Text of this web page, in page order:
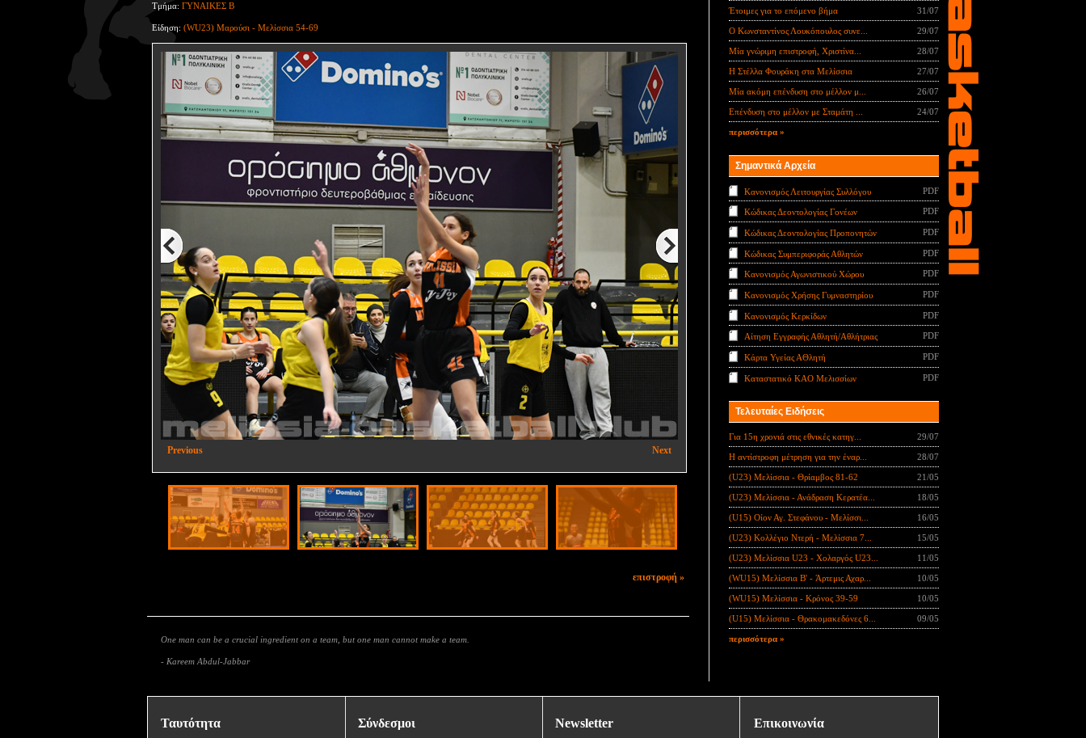
Τμήμα: ΓΥΝΑΙΚΕΣ Β
Είδηση: (WU23) Μαρούσι - Μελίσσια 54-69
2/32
ΜΑΡΟΥΣΙ - ΜΕΛΙΣΣΙΑ U23 54-69
Previous Next
επιστροφή »
One man can be a crucial ingredient on a team, but one man cannot make a team.
- Kareem Abdul-Jabbar
Έτοιμες για το επόμενο βήμα 31/07
Ο Κωνσταντίνος Λουκόπουλος συνε... 29/07
Μία γνώριμη επιστροφή, Χριστίνα... 28/07
Η Στέλλα Φουράκη στα Μελίσσια 27/07
Μία ακόμη επένδυση στο μέλλον μ... 26/07
Επένδυση στο μέλλον με Σταμάτη ... 24/07
περισσότερα »
Σημαντικά Αρχεία
Κανονισμός Λειτουργίας Συλλόγου PDF
Κώδικας Δεοντολογίας Γονέων PDF
Κώδικας Δεοντολογίας Προπονητών PDF
Κώδικας Συμπεριφοράς Αθλητών PDF
Κανονισμός Αγωνιστικού Χώρου PDF
Κανονισμός Χρήσης Γυμναστηρίου PDF
Κανονισμός Κερκίδων PDF
Αίτηση Εγγραφής Αθλητή/Αθλήτριας PDF
Κάρτα Υγείας ΑΘλητή PDF
Καταστατικό ΚΑΟ Μελισσίων PDF
Τελευταίες Ειδήσεις
Για 15η χρονιά στις εθνικές κατηγ... 29/07
Η αντίστροφη μέτρηση για την έναρ... 28/07
(U23) Μελίσσια - Θρίαμβος 81-62 21/05
(U23) Μελίσσια - Ανάδραση Κερατέα... 18/05
(U15) Οίον Αγ. Στεφάνου - Μελίσσι... 16/05
(U23) Κολλέγιο Ντερή - Μελίσσια 7... 15/05
(U23) Μελίσσια U23 - Χολαργός U23... 11/05
(WU15) Μελίσσια B' - Άρτεμις Αχαρ... 10/05
(WU15) Μελίσσια - Κρόνος 39-59 10/05
(U15) Μελίσσια - Θρακομακεδόνες 6... 09/05
περισσότερα »
Ταυτότητα Σύνδεσμοι Newsletter Επικοινωνία